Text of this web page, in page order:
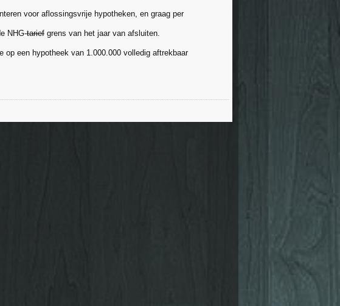
voor aflossingsvrije hypotheken, en graag per
NHG-tarief grens van het jaar van afsluiten.
op een hypotheek van 1.000.000 volledig aftrekbaar